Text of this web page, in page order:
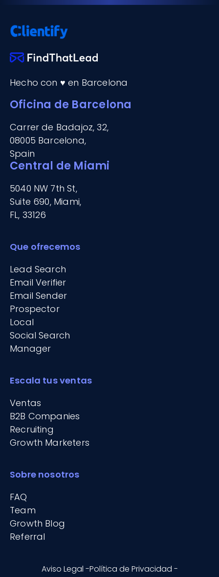
Hecho con ♥ en Barcelona
Oficina de Barcelona
Carrer de Badajoz, 32,
08005 Barcelona,
Spain
Central de Miami
5040 NW 7th St,
Suite 690, Miami,
FL, 33126
Que ofrecemos
Lead Search
Email Verifier
Email Sender
Prospector
Local
Social Search
Manager
Escala tus ventas
Ventas
B2B Companies
Recruiting
Growth Marketers
Sobre nosotros
FAQ
Team
Growth Blog
Referral
Aviso Legal -Política de Privacidad -